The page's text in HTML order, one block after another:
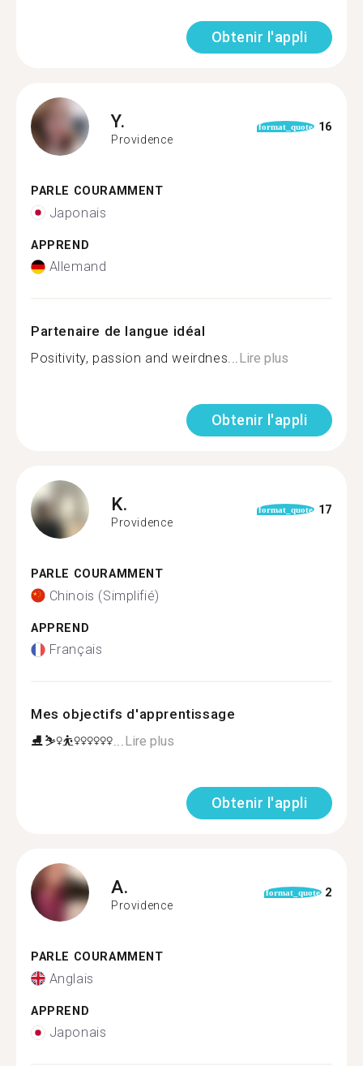
Obtenir l'appli
Y.
Providence
format_quote 16
PARLE COURAMMENT
Japonais
APPREND
Allemand
Partenaire de langue idéal
Positivity, passion and weirdnes...Lire plus
Obtenir l'appli
K.
Providence
format_quote 17
PARLE COURAMMENT
Chinois (Simplifié)
APPREND
Français
Mes objectifs d'apprentissage
⛸⛷‍♀️⛹‍♀️‍♀️‍♀️‍♀️‍♀️‍♀️...Lire plus
Obtenir l'appli
A.
Providence
format_quote 2
PARLE COURAMMENT
Anglais
APPREND
Japonais